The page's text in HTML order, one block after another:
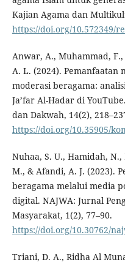
Kajian Agama dan
https://doi.org/10.572349/
Anwar, A., Muhammad,
A. L. (2024). Pemanfaatan
moderasi beragama:
Ja’far Al-Hadar di
dan Dakwah, 14(2),
https://doi.org/10.35905/
Nuhaa, S. U., Hamidah,
M., & Afandi, A. J. (2023).
beragama melalui media
digital. NAJWA: Jurnal
Masyarakat, 1(2), 77–90.
https://doi.org/10.30762/
Triani, D. A., Ridha Al